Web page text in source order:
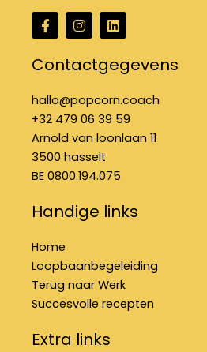
F
a
c
e
b
o
k
-
f
I
n
s
t
a
r
a
m
L
i
n
k
e
i
n
Contactgegevens
hallo@popcorn.coach
+32 479 06 39 59
Arnold van loonlaan 11
3500 hasselt
BE 0800.194.075
Handige links
Home
Loopbaanbegeleiding
Terug naar Werk
Succesvolle recepten
Extra links